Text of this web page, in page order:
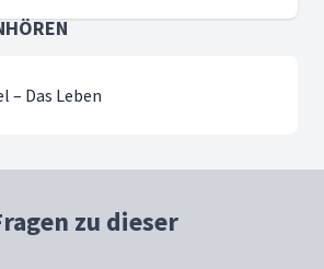
– Das Leben
zu dieser